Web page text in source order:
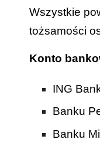
Wszystkie
tożsamości
Konto
ING
Banku
Banku